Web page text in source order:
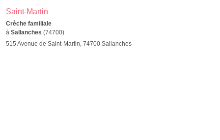
Saint-Martin
Crèche familiale
à Sallanches (74700)
515 Avenue de Saint-Martin, 74700 Sallanches